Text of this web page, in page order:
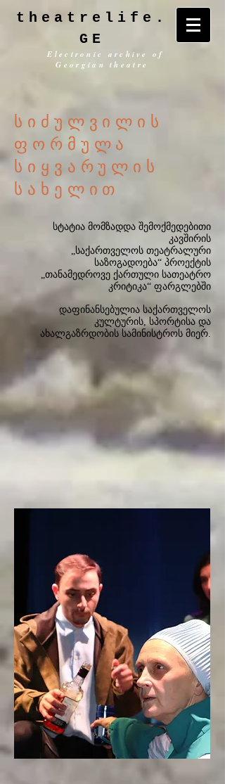
theatrelife.
GE
Electronic archive of
Georgian theatre
სიძულვილის
ფორმულა
სიყვარულის
სახელით
სტატია მომზადდა შემოქმედებითი
კავშირის
„საქართველოს თეატრალური
საზოგადოება“ პროექტის
„თანამედროვე ქართული სათეატრო
კრიტიკა“ ფარგლებში
დაფინანსებულია საქართველოს
კულტურის, სპორტისა და
ახალგაზრდობის სამინისტროს მიერ.